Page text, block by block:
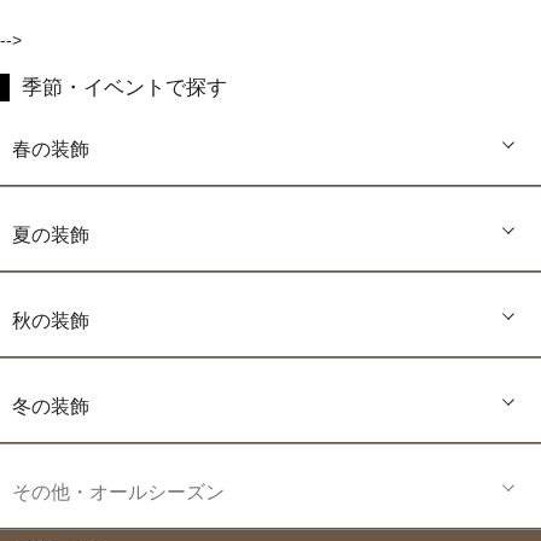
-->
季節・イベントで探す
春の装飾
夏の装飾
秋の装飾
冬の装飾
その他・オールシーズン